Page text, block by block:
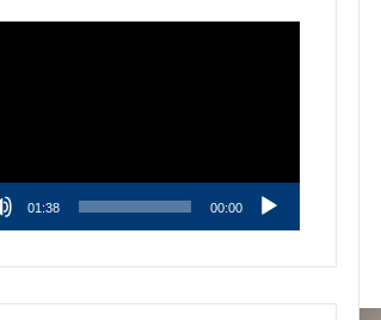
00:00
01:38